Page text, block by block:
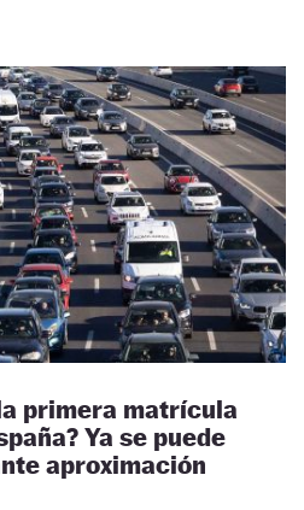
primera matrícula
Ya se puede
aproximación